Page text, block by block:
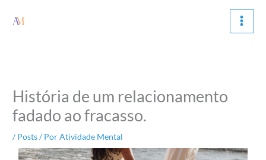
para
História de um relacionamento
fadado ao fracasso.
/Posts/ PorAtividade Mental